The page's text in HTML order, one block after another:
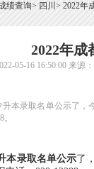
绩查询> 四川 > 2022年
2022年成
05-16 16:50:00 来源
本录取名单公示了
本录取名单公示了